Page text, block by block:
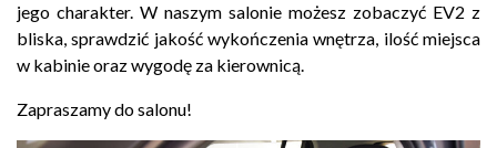
jego charakter. W naszym salonie możesz zobaczyć EV2 z
bliska, sprawdzić jakość wykończenia wnętrza, ilość miejsca
w kabinie oraz wygodę za kierownicą.
Zapraszamy dosalonu!